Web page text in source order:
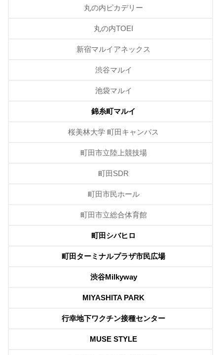
丸の内ピカデリー
丸の内TOEI
新宿マルイアネックス
渋谷マルイ
池袋マルイ
錦糸町マルイ
桜美林大学 町田キャンパス
町田市立陸上競技場
町田SDR
町田市民ホール
町田市立総合体育館
町田シバヒロ
町田ターミナルプラザ市民広場
渋谷Milkyway
MIYASHITA PARK
行幸地下ワクチン接種センター
MUSE STYLE